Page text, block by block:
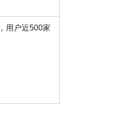
用户近500家